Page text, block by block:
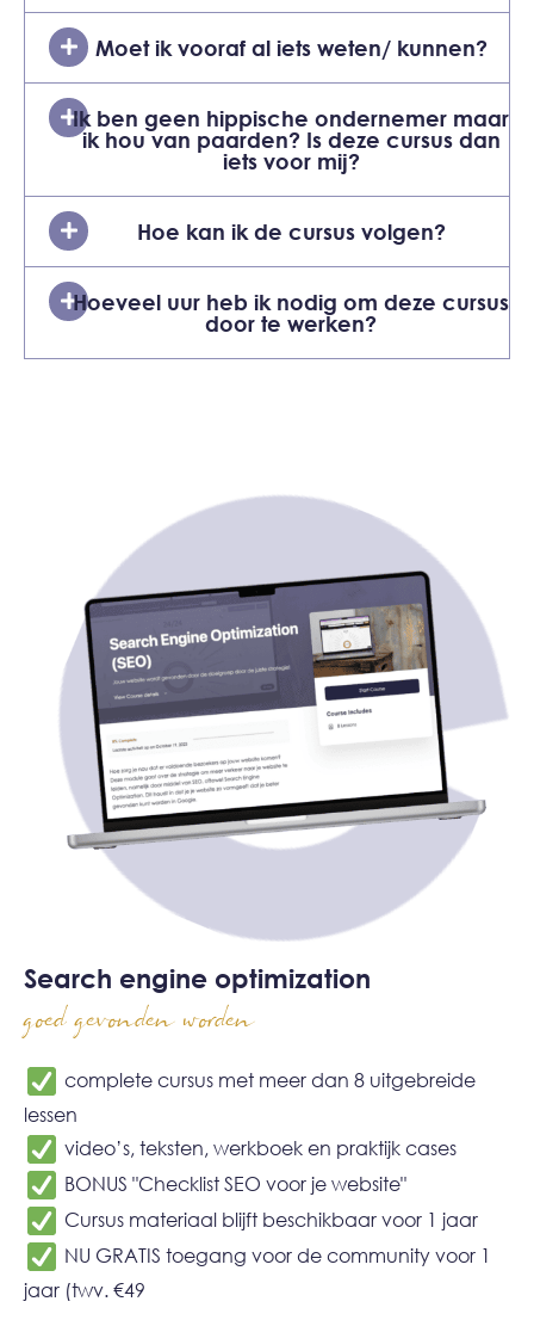
Moet ik vooraf al iets weten/ kunnen?
Ik ben geen hippische ondernemer maar
ik hou van paarden? Is deze cursus dan
iets voor mij?
Hoe kan ik de cursus volgen?
Hoeveel uur heb ik nodig om deze cursus
door te werken?
Search engine optimization
goed gevonden worden
complete cursus met meer dan 8 uitgebreide
lessen
video’s, teksten, werkboek en praktijk cases
BONUS "Checklist SEO voor je website"
Cursus materiaal blijft beschikbaar voor 1 jaar
NU GRATIS toegang voor de community voor 1
jaar (twv. €49